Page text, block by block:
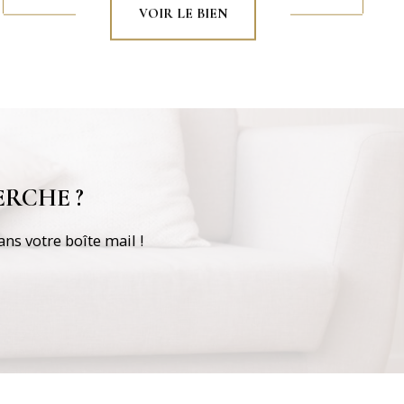
VOIR LE BIEN
?
votre boîte mail !